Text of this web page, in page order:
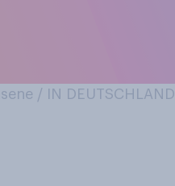
/ IN DEUTSCHLAND